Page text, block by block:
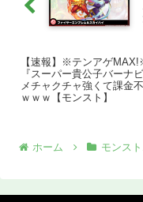
【速報】※テンアゲ
『スーパー貴公子バーナ
メチャクチャ強くて課金
ｗｗｗ【モンスト】
ホーム モンス